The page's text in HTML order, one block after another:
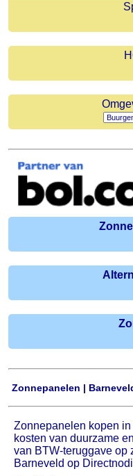
Zonnepanelen |
Zonnepanelen kopen
kosten van duurzame
van BTW-teruggave op
Barneveld op